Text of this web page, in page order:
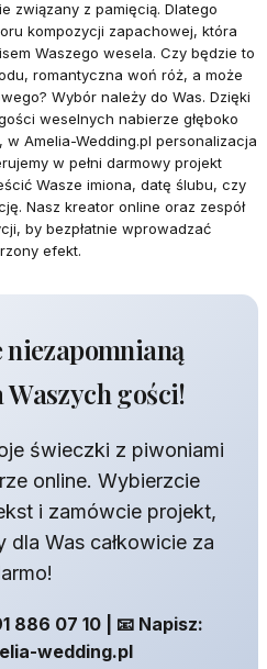
związany z pamięcią. Dlatego
kompozycji zapachowej, która
Waszego wesela. Czy będzie to
romantyczna woń róż, a może
Wybór należy do Was. Dzięki
weselnych nabierze głęboko
Amelia-Wedding.pl personalizacja
w pełni darmowy projekt
Wasze imiona, datę ślubu, czy
Nasz kreator online oraz zespół
by bezpłatnie wprowadzać
efekt.
niezapomnianą
gości!
świeczki z piwoniami
online. Wybierzcie
i zamówcie projekt,
Was całkowicie za
886 07 10 | 📧 Napisz:
wedding.pl